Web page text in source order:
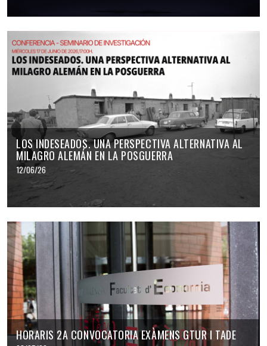
LOS INDESEADOS. UNA PERSPECTIVA ALTERNATIVA AL
MILAGRO ALEMÁN EN LA POSGUERRA
12/06/26
HORARIS 2A CONVOCATORIA EXÀMENS GTUR I TADE